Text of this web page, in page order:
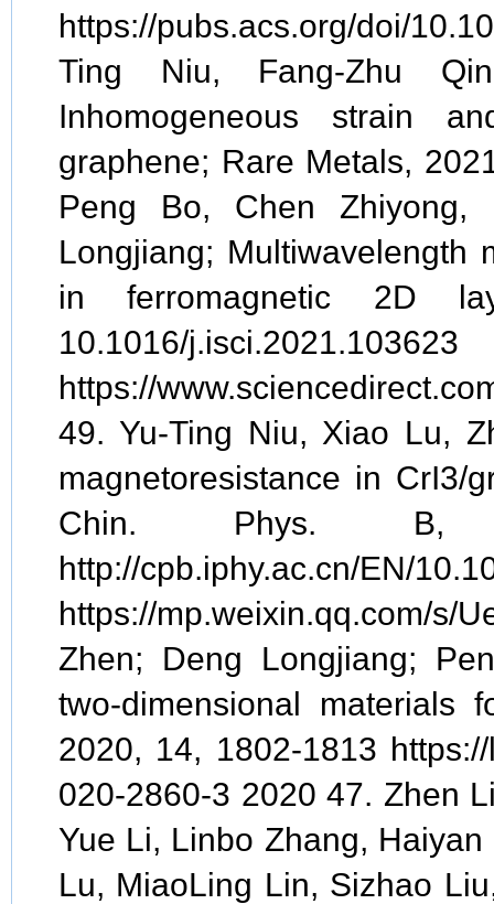
https://pubs.acs.org/doi/
Ting Niu, Fang-Zhu
Inhomogeneous strain
graphene; Rare Metals,
Peng Bo, Chen
Longjiang; Multiwavelength
in ferromagnetic 2D
10.1016/j.isci.2021.103623
https://
49. Yu-Ting Niu, Xiao Lu,
magnetoresistance in CrI3/
Chin. Phys. B,
http://cpb.iphy.ac.cn/EN/
https://mp.weixin.qq.com/
Zhen; Deng Longjiang;
two-dimensional materials
2020, 14, 1802-1813
020-2860-3 2020 47. Zhen
Yue Li, Linbo Zhang,
Lu, MiaoLing Lin, Sizhao